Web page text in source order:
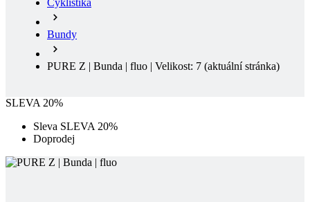
PURE Z | Bunda | fluo | Velikost: 7
SLEVA 20%
Sleva SLEVA 20%